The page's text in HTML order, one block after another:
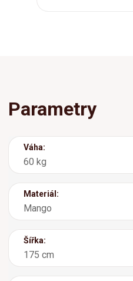
Parametry
Váha:
60 kg
Materiál:
Mango
Šířka:
175 cm